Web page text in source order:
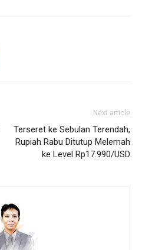
Next article
Terseret ke Sebulan Terendah,
Rupiah Rabu Ditutup Melemah
ke Level Rp17.990/USD